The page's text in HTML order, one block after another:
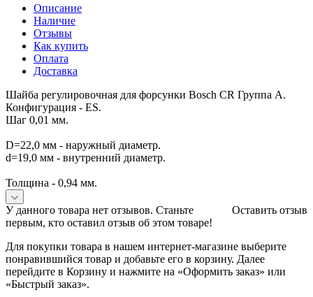
Описание
Наличие
Отзывы
Как купить
Оплата
Доставка
Шайба регулировочная для форсунки Bosch CR Группа A.
Конфигурация - ES.
Шаг 0,01 мм.
D=22,0 мм - наружный диаметр.
d=19,0 мм - внутренний диаметр.
Толщина - 0,94 мм.
Оставить отзыв
У данного товара нет отзывов. Станьте
первым, кто оставил отзыв об этом товаре!
Для покупки товара в нашем интернет-магазине выберите
понравившийся товар и добавьте его в корзину. Далее
перейдите в Корзину и нажмите на «Оформить заказ» или
«Быстрый заказ».